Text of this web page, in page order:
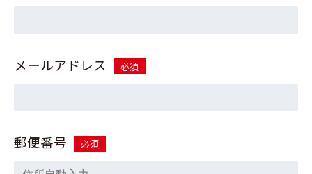
メールアドレス 必須
郵便番号 必須